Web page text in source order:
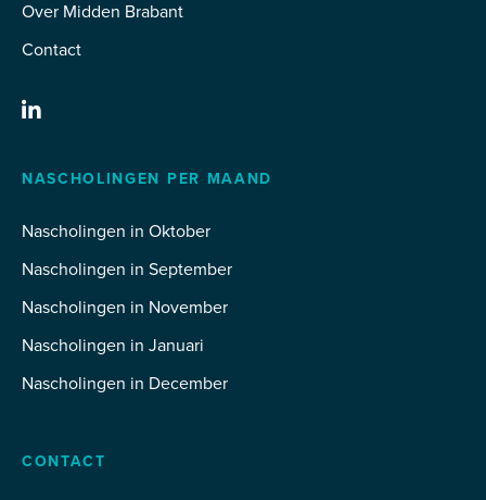
Over Midden Brabant
Contact
NASCHOLINGEN PER MAAND
Nascholingen in Oktober
Nascholingen in September
Nascholingen in November
Nascholingen in Januari
Nascholingen in December
CONTACT